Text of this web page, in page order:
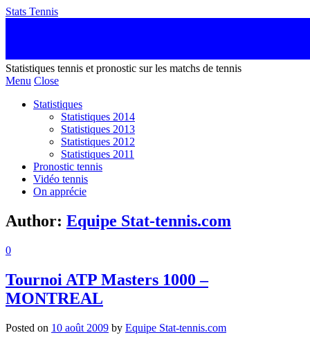
Stats Tennis
Statistiques tennis et pronostic sur les matchs de tennis
Menu Close
Statistiques
Statistiques 2014
Statistiques 2013
Statistiques 2012
Statistiques 2011
Pronostic tennis
Vidéo tennis
On apprécie
Author: Equipe Stat-tennis.com
0
Tournoi ATP Masters 1000 –
MONTREAL
Posted on 10 août 2009 by Equipe Stat-tennis.com